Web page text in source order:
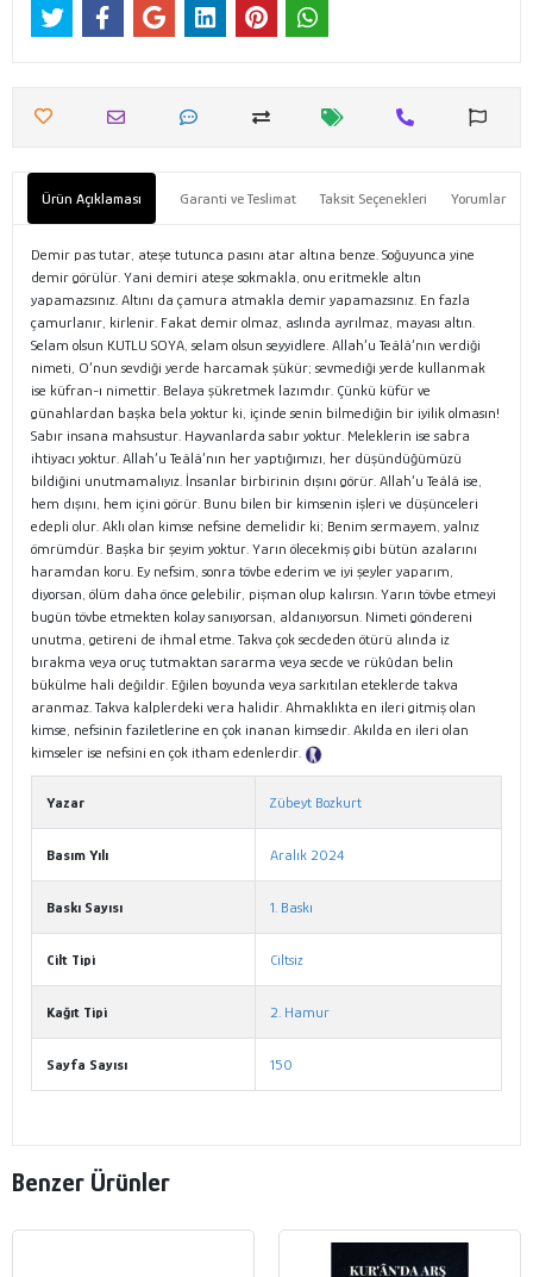
Ürün Açıklaması Garanti ve Teslimat Taksit Seçenekleri Yorumlar
Demir pas tutar, ateşe tutunca pasını atar altına benze. Soğuyunca yine
demir görülür. Yani demiri ateşe sokmakla, onu eritmekle altın
yapamazsınız. Altını da çamura atmakla demir yapamazsınız. En fazla
çamurlanır, kirlenir. Fakat demir olmaz, aslında ayrılmaz, mayası altın.
Selam olsun KUTLU SOYA, selam olsun seyyidlere. Allah’u Teâlâ’nın verdiği
nimeti, O’nun sevdiği yerde harcamak şükür; sevmediği yerde kullanmak
ise küfran-ı nimettir. Belaya şükretmek lazımdır. Çünkü küfür ve
günahlardan başka bela yoktur ki, içinde senin bilmediğin bir iyilik olmasın!
Sabır insana mahsustur. Hayvanlarda sabır yoktur. Meleklerin ise sabra
ihtiyacı yoktur. Allah’u Teâlâ’nın her yaptığımızı, her düşündüğümüzü
bildiğini unutmamalıyız. İnsanlar birbirinin dışını görür. Allah’u Teâlâ ise,
hem dışını, hem içini görür. Bunu bilen bir kimsenin işleri ve düşünceleri
edepli olur. Aklı olan kimse nefsine demelidir ki; Benim sermayem, yalnız
ömrümdür. Başka bir şeyim yoktur. Yarın ölecekmiş gibi bütün azalarını
haramdan koru. Ey nefsim, sonra tövbe ederim ve iyi şeyler yaparım,
diyorsan, ölüm daha önce gelebilir, pişman olup kalırsın. Yarın tövbe etmeyi
bugün tövbe etmekten kolay sanıyorsan, aldanıyorsun. Nimeti göndereni
unutma, getireni de ihmal etme. Takva çok secdeden ötürü alında iz
bırakma veya oruç tutmaktan sararma veya secde ve rükûdan belin
bükülme hali değildir. Eğilen boyunda veya sarkıtılan eteklerde takva
aranmaz. Takva kalplerdeki vera halidir. Ahmaklıkta en ileri gitmiş olan
kimse, nefsinin faziletlerine en çok inanan kimsedir. Akılda en ileri olan
kimseler ise nefsini en çok itham edenlerdir.
Yazar Zübeyt Bozkurt
Basım Yılı Aralık 2024
Baskı Sayısı 1. Baskı
Cilt Tipi Ciltsiz
Kağıt Tipi 2. Hamur
Sayfa Sayısı 150
Benzer Ürünler